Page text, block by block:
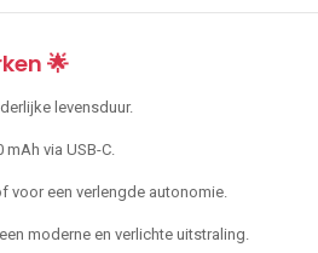
🌟
levensduur.
via USB-C.
voor een verlengde autonomie.
moderne en verlichte uitstraling.